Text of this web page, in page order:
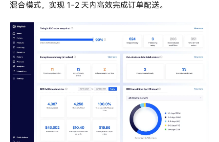
混合模式，实现 1-2 天内高效完成订单配送。